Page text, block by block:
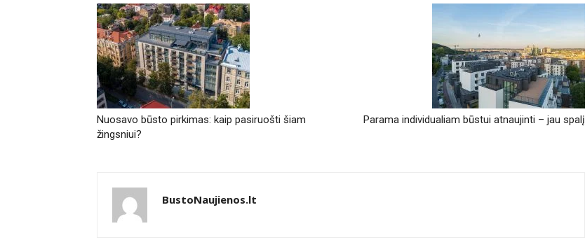
Nuosavo būsto pirkimas: kaip pasiruošti šiam
žingsniui?
Parama individualiam būstui atnaujinti – jau spalį
BustoNaujienos.lt